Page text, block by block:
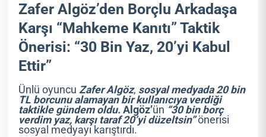
Zafer Algöz’den Borçlu Arkadaşa
Karşı “Mahkeme Kanıtı” Taktik
Önerisi: “30 Bin Yaz, 20’yi Kabul
Ettir”
Ünlü oyuncu Zafer Algöz, sosyal medyada 20 bin
TL borcunu alamayan bir kullanıcıya verdiği
taktikle gündem oldu. Algöz’ün “30 bin borç
verdim yaz, karşı taraf 20’yi düzeltsin”önerisi
sosyal medyayı karıştırdı.